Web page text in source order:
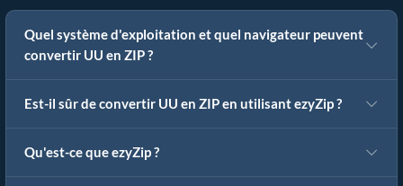
Quel système d'exploitation et quel navigateur peuvent
convertir UU en ZIP ?
Est-il sûr de convertir UU en ZIP en utilisant ezyZip ?
Qu'est-ce que ezyZip ?